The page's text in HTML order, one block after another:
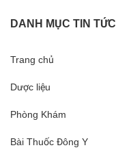
DANH MỤC TIN TỨC
Trang chủ
Dược liệu
Phòng Khám
Bài Thuốc Đông Y